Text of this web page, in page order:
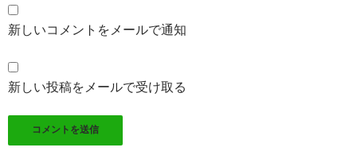
新しいコメントをメールで通知
新しい投稿をメールで受け取る